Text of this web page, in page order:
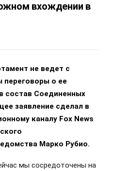
вхождении в
не ведет с
переговоры о ее
состав Соединенных
заявление сделал в
каналу Fox News
Марко Рубио.
мы сосредоточены на